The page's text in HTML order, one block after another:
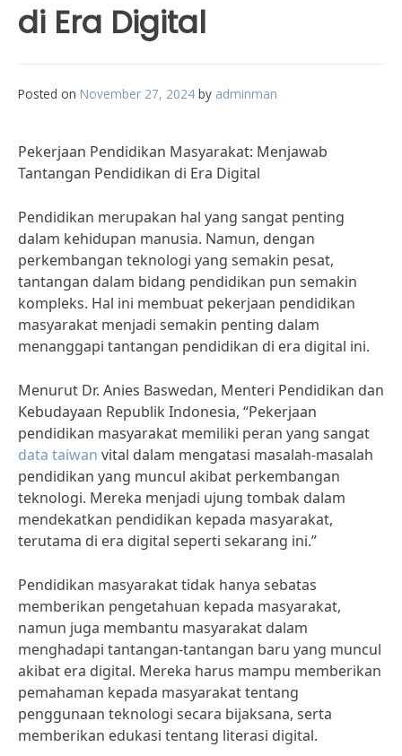
di Era Digital
Posted on November 27, 2024 by adminman
Pekerjaan Pendidikan Masyarakat: Menjawab
Tantangan Pendidikan di Era Digital
Pendidikan merupakan hal yang sangat penting
dalam kehidupan manusia. Namun, dengan
perkembangan teknologi yang semakin pesat,
tantangan dalam bidang pendidikan pun semakin
kompleks. Hal ini membuat pekerjaan pendidikan
masyarakat menjadi semakin penting dalam
menanggapi tantangan pendidikan di era digital ini.
Menurut Dr. Anies Baswedan, Menteri Pendidikan dan
Kebudayaan Republik Indonesia, “Pekerjaan
pendidikan masyarakat memiliki peran yang sangat
data taiwan vital dalam mengatasi masalah-masalah
pendidikan yang muncul akibat perkembangan
teknologi. Mereka menjadi ujung tombak dalam
mendekatkan pendidikan kepada masyarakat,
terutama di era digital seperti sekarang ini.”
Pendidikan masyarakat tidak hanya sebatas
memberikan pengetahuan kepada masyarakat,
namun juga membantu masyarakat dalam
menghadapi tantangan-tantangan baru yang muncul
akibat era digital. Mereka harus mampu memberikan
pemahaman kepada masyarakat tentang
penggunaan teknologi secara bijaksana, serta
memberikan edukasi tentang literasi digital.